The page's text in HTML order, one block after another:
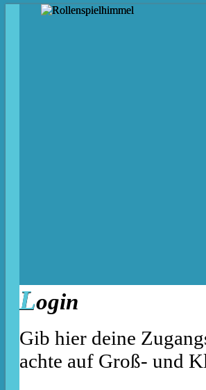
Login
Gib hier deine
achte auf Groß- und